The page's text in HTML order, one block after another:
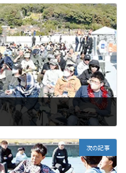
次の記事